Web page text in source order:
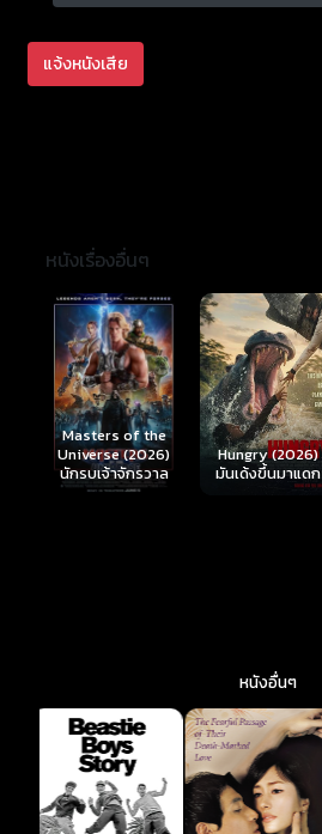
แจ้งหนังเสีย
หนังเรื่องอื่นๆ
Masters of the
Universe (2026)
นักรบเจ้าจักรวาล
Hungry (2026)
มันเด้งขึ้นมาแดก
หนังอื่นๆ